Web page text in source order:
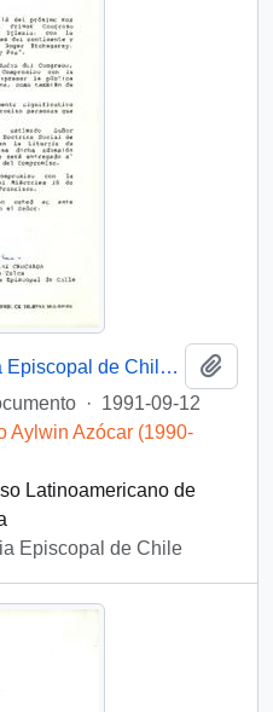
Carta desde la Conferencia Episcopal de Chile, Ref. N° 664/91, del Obispo de Talca, Carlos González Cruchaga, dirigida al Excmo. Señor Patricio Aylwin Azócar
· 1991-09-12
Aylwin Azócar (1990-
Latinoamericano de
Episcopal de Chile